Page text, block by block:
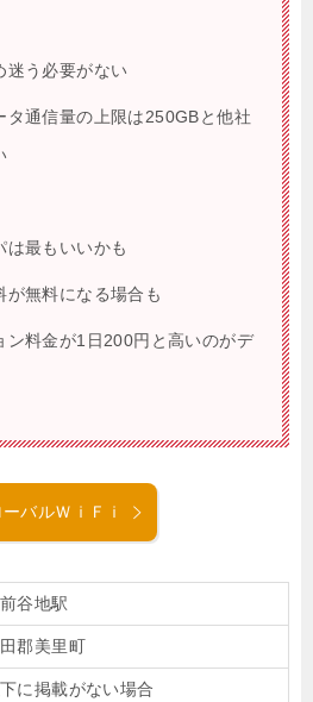
迷う必要がない
タ通信量の上限は250GBと他社
は最もいいかも
が無料になる場合も
ン料金が1日200円と高いのがデ
バルＷｉＦｉ
谷地駅
郡美里町
に掲載がない場合